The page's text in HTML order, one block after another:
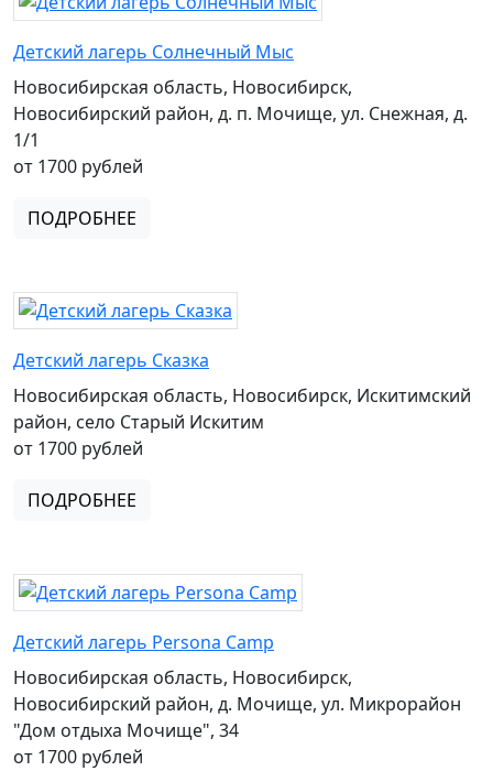
Детский лагерь Солнечный Мыс
Новосибирская область, Новосибирск,
Новосибирский район, д. п. Мочище, ул. Снежная, д.
1/1
от 1700 рублей
ПОДРОБНЕЕ
Детский лагерь Сказка
Новосибирская область, Новосибирск, Искитимский
район, село Старый Искитим
от 1700 рублей
ПОДРОБНЕЕ
Детский лагерь Persona Camp
Новосибирская область, Новосибирск,
Новосибирский район, д. Мочище, ул. Микрорайон
"Дом отдыха Мочище", 34
от 1700 рублей